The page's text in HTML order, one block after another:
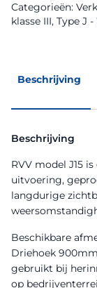
Categorieën:
klasse III, Type J
Beschrijving
Beschrijving
RVV model J15
uitvoering,
langdurige
Beschikbare
Driehoek
gebruikt bij
op